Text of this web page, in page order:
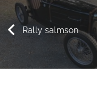
Rally salmson